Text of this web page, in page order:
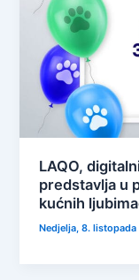
LAQO,
predstavlja u
kućnih
Nedjelja, 8.